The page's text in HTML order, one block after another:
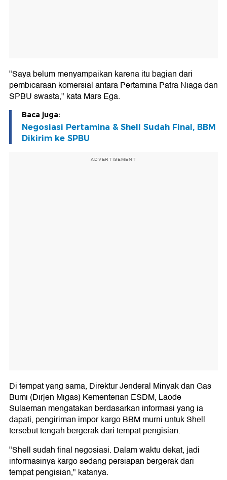
"Saya belum menyampaikan karena itu bagian dari
pembicaraan komersial antara Pertamina Patra Niaga dan
SPBU swasta," kata Mars Ega.
Baca juga:
Negosiasi Pertamina & Shell Sudah Final, BBM
Dikirim ke SPBU
ADVERTISEMENT
Di tempat yang sama, Direktur Jenderal Minyak dan Gas
Bumi (Dirjen Migas) Kementerian ESDM, Laode
Sulaeman mengatakan berdasarkan informasi yang ia
dapati, pengiriman impor kargo BBM murni untuk Shell
tersebut tengah bergerak dari tempat pengisian.
"Shell sudah final negosiasi. Dalam waktu dekat, jadi
informasinya kargo sedang persiapan bergerak dari
tempat pengisian," katanya.